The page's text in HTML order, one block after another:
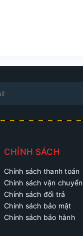
CHÍNH SÁCH
Chính sách thanh toán
Chính sách vận chuyển
Chính sách đổi trả
Chính sách bảo mật
Chính sách bảo hành